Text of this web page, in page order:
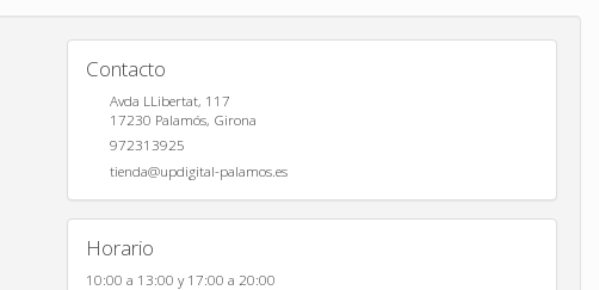
Contacto
Avda LLibertat, 117
17230 Palamós, Girona
972313925
tienda@updigital-palamos.es
Horario
10:00 a 13:00 y 17:00 a 20:00